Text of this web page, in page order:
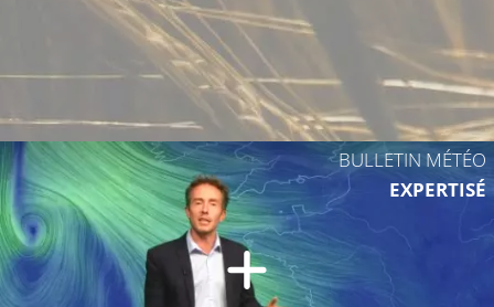
BULLETIN MÉTÉO
EXPERTISÉ